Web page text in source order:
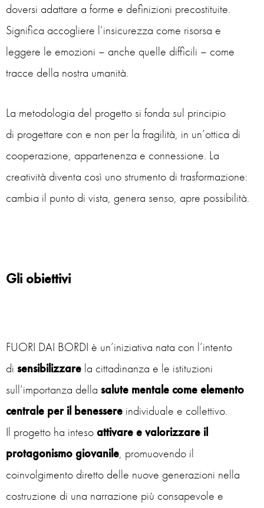
doversi adattare a forme e definizioni precostituite.
Significa accogliere l’insicurezza come risorsa e
leggere le emozioni – anche quelle difficili – come
tracce della nostra umanità.
La metodologia del progetto si fonda sul principio
di progettare con e non per la fragilità, in un’ottica di
cooperazione, appartenenza e connessione. La
creatività diventa così uno strumento di trasformazione:
cambia il punto di vista, genera senso, apre possibilità.
Gli obiettivi
FUORI DAI BORDI è un’iniziativa nata con l’intento
di sensibilizzare la cittadinanza e le istituzioni
sull’importanza della salute mentale come elemento
centrale per il benessere individuale e collettivo.
Il progetto ha intesoattivare e valorizzare il
protagonismo giovanile, promuovendo il
coinvolgimento diretto delle nuove generazioni nella
costruzione di una narrazione più consapevole e